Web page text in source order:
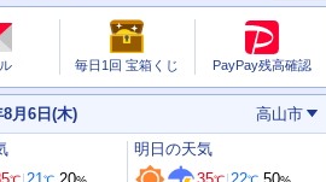
毎日1回 宝箱くじ PayPay残高確認
8月6日(木) 高山市
明日 の天気